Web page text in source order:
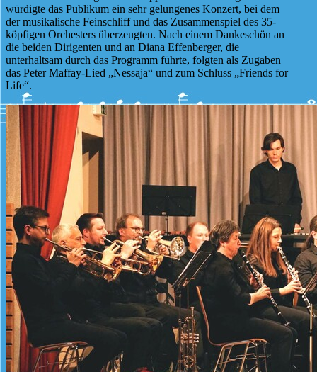
würdigte das Publikum ein sehr gelungenes Konzert, bei dem
der musikalische Feinschliff und das Zusammenspiel des 35-
köpfigen Orchesters überzeugten. Nach einem Dankeschön an
die beiden Dirigenten und an Diana Effenberger, die
unterhaltsam durch das Programm führte, folgten als Zugaben
das Peter Maffay-Lied „Nessaja“ und zum Schluss „Friends for
Life“.